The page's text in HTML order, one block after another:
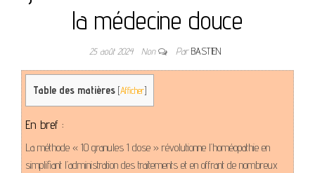
la médecine douce
25 août 2024 Non ParBASTIEN
Table des matières [Afficher]
En bref :
La méthode « 10 granules 1 dose » révolutionne l’homéopathie en
simplifiant l’administration des traitements et en offrant de nombreux